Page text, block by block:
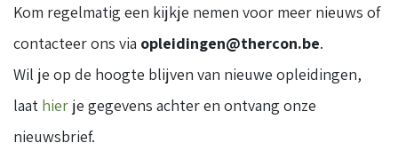
Kom regelmatig een kijkje nemen voor meer nieuws of
contacteer ons via opleidingen@thercon.be.
Wil je op de hoogte blijven van nieuwe opleidingen,
laat hier je gegevens achter en ontvang onze
nieuwsbrief.